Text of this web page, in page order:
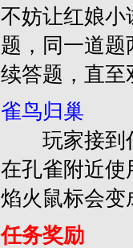
不妨让红娘小
题，同一道
续答题，直至
雀鸟归巢
玩家接到任
在孔雀附近使
焰火鼠标会变
任务奖励